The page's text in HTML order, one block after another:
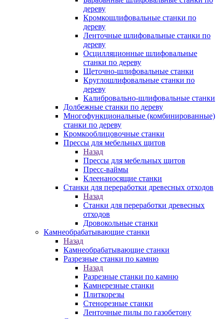
дереву
Кромкошлифовальные станки по
дереву
Ленточные шлифовальные станки по
дереву
Осцилляционные шлифовальные
станки по дереву
Щеточно-шлифовальные станки
Круглошлифовальные станки по
дереву
Калибровально-шлифовальные станки
Долбежные станки по дереву
Многофункциональные (комбинированные)
станки по дереву
Кромкооблицовочные станки
Прессы для мебельных щитов
Назад
Прессы для мебельных щитов
Пресс-ваймы
Клеенаносящие станки
Станки для переработки древесных отходов
Назад
Станки для переработки древесных
отходов
Дровокольные станки
Камнеобрабатывающие станки
Назад
Камнеобрабатывающие станки
Разрезные станки по камню
Назад
Разрезные станки по камню
Камнерезные станки
Плиткорезы
Стенорезные станки
Ленточные пилы по газобетону